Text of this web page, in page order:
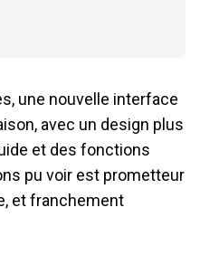
une nouvelle interface
avec un design plus
et des fonctions
pu voir est prometteur
et franchement